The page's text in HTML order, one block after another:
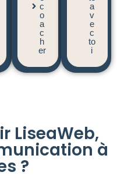
c
o
a
c
h
er
a
v
e
c
to
i
LiseaWeb,
à
?